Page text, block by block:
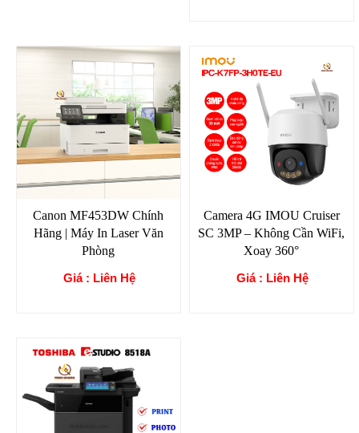
Canon MF453DW Chính
Hãng | Máy In Laser Văn
Phòng
Giá : Liên Hệ
Camera 4G IMOU Cruiser
SC 3MP – Không Cần WiFi,
Xoay 360°
Giá : Liên Hệ